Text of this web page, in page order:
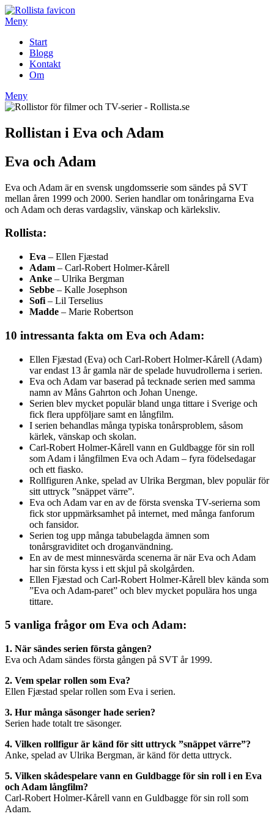
Hoppa
till
Meny
Start
Blogg
Kontakt
Om
Meny
Rollistan i Eva och Adam
Eva och Adam
Eva och Adam är en svensk ungdomsserie som sändes på SVT
mellan åren 1999 och 2000. Serien handlar om tonåringarna Eva
och Adam och deras vardagsliv, vänskap och kärleksliv.
Rollista:
Eva – Ellen Fjæstad
Adam – Carl-Robert Holmer-Kårell
Anke – Ulrika Bergman
Sebbe – Kalle Josephson
Sofi – Lil Terselius
Madde – Marie Robertson
10 intressanta fakta om Eva och Adam:
Ellen Fjæstad (Eva) och Carl-Robert Holmer-Kårell (Adam)
var endast 13 år gamla när de spelade huvudrollerna i serien.
Eva och Adam var baserad på tecknade serien med samma
namn av Måns Gahrton och Johan Unenge.
Serien blev mycket populär bland unga tittare i Sverige och
fick flera uppföljare samt en långfilm.
I serien behandlas många typiska tonårsproblem, såsom
kärlek, vänskap och skolan.
Carl-Robert Holmer-Kårell vann en Guldbagge för sin roll
som Adam i långfilmen Eva och Adam – fyra födelsedagar
och ett fiasko.
Rollfiguren Anke, spelad av Ulrika Bergman, blev populär för
sitt uttryck ”snäppet värre”.
Eva och Adam var en av de första svenska TV-serierna som
fick stor uppmärksamhet på internet, med många fanforum
och fansidor.
Serien tog upp många tabubelagda ämnen som
tonårsgraviditet och droganvändning.
En av de mest minnesvärda scenerna är när Eva och Adam
har sin första kyss i ett skjul på skolgården.
Ellen Fjæstad och Carl-Robert Holmer-Kårell blev kända som
”Eva och Adam-paret” och blev mycket populära hos unga
tittare.
5 vanliga frågor om Eva och Adam:
1. När sändes serien första gången?
Eva och Adam sändes första gången på SVT år 1999.
2. Vem spelar rollen som Eva?
Ellen Fjæstad spelar rollen som Eva i serien.
3. Hur många säsonger hade serien?
Serien hade totalt tre säsonger.
4. Vilken rollfigur är känd för sitt uttryck ”snäppet värre”?
Anke, spelad av Ulrika Bergman, är känd för detta uttryck.
5. Vilken skådespelare vann en Guldbagge för sin roll i en Eva
och Adam långfilm?
Carl-Robert Holmer-Kårell vann en Guldbagge för sin roll som
Adam.